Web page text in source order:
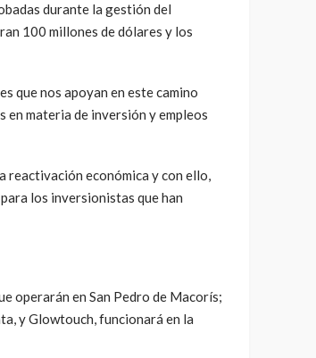
durante la gestión del
100 millones de dólares y los
que nos apoyan en este camino
en materia de inversión y empleos
reactivación económica y con ello,
los inversionistas que han
operarán en San Pedro de Macorís;
y Glowtouch, funcionará en la